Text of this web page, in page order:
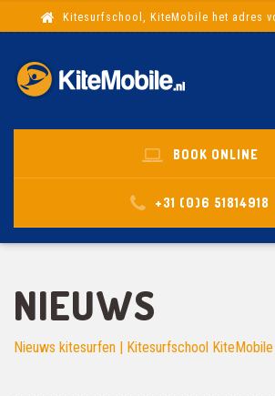
Kitesurfschool, KiteMobile het adres
BOOK ONLINE
+31 (0)6 51814918
NIEUWS
Nieuws kitesurfen | Kitesurfschool